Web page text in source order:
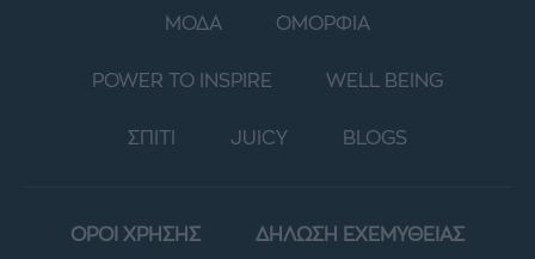
ΜΟΔΑ ΟΜΟΡΦΙΑ
POWER TO INSPIRE WELL BEING
ΣΠΙΤΙ JUICY BLOGS
ΟΡΟΙ ΧΡΗΣΗΣ ΔΗΛΩΣΗ ΕΧΕΜΥΘΕΙΑΣ